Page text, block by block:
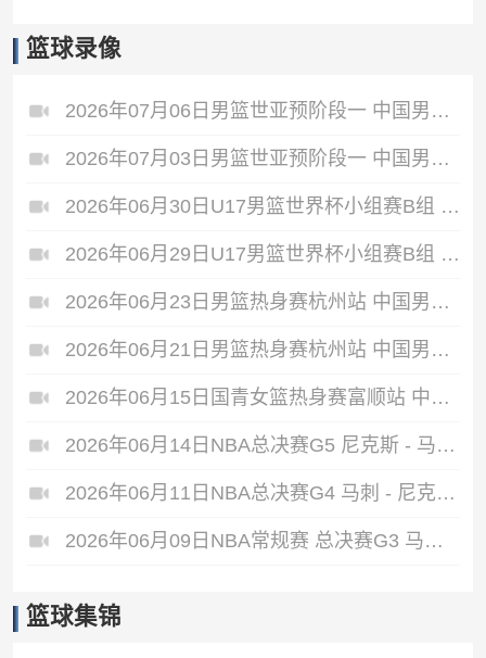
篮球录像
2026年07月06日男篮世亚预阶段一 中国男篮 - 中国台北男篮 全场录像
2026年07月03日男篮世亚预阶段一 中国男篮 - 日本男篮 全场录像
2026年06月30日U17男篮世界杯小组赛B组 立陶宛U17男篮 - 中国U17男篮 全场录像
2026年06月29日U17男篮世界杯小组赛B组 中国U17男篮 - 加拿大U17男篮 录像
2026年06月23日男篮热身赛杭州站 中国男篮 - 荷兰男篮 全场录像
2026年06月21日男篮热身赛杭州站 中国男篮 - 澳大利亚男篮 全场录像
2026年06月15日国青女篮热身赛富顺站 中国U17女篮 - 伏伊伏丁那女篮 全场录像
2026年06月14日NBA总决赛G5 尼克斯 - 马刺 全场录像
2026年06月11日NBA总决赛G4 马刺 - 尼克斯 全场录像
2026年06月09日NBA常规赛 总决赛G3 马刺 - 尼克斯 全场录像
篮球集锦